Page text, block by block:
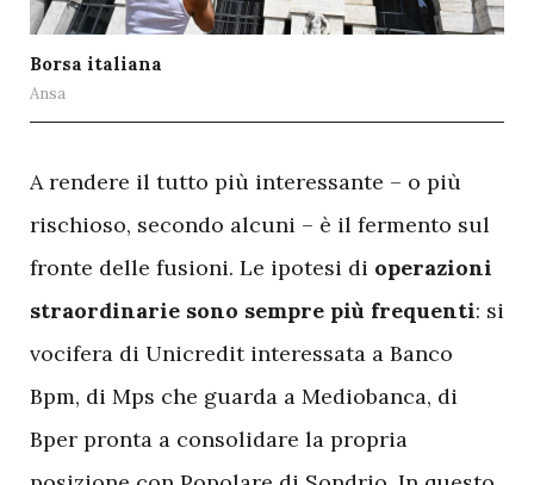
Borsa italiana
Ansa
A rendere il tutto più interessante – o più
rischioso, secondo alcuni – è il fermento sul
fronte delle fusioni. Le ipotesi di operazioni
straordinarie sono sempre più frequenti: si
vocifera di Unicredit interessata a Banco
Bpm, di Mps che guarda a Mediobanca, di
Bper pronta a consolidare la propria